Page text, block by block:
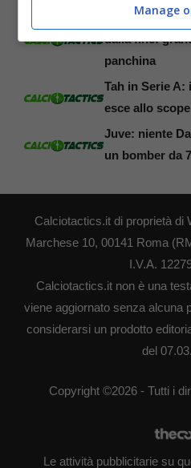
Esonero a due
dalla fine:
panchina
Tah in Serie A:
esce allo
Juve: niente
un bomber da
Calciotactics.it di proprietà di
Marchese 10, 00141 Roma
I.V.A.
Calciotactics.it non è una
viene aggiornato senza alcuna
considerarsi un prodotto
del
Copyright ©2026 - Tutti i
Le attività pubblicitarie su
Manage